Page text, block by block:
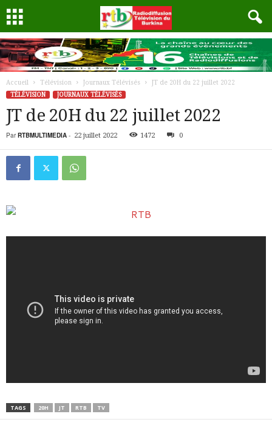
Accueil Télévision Journaux Télévisés
JT de 20H du 22 juillet 2022
TÉLÉVISION
JOURNAUX TÉLÉVISÉS
JT de 20H du 22 juillet 2022
Par RTBMULTIMEDIA - 22 juillet 2022 1472 0
TAGS 20H JT RTB TV